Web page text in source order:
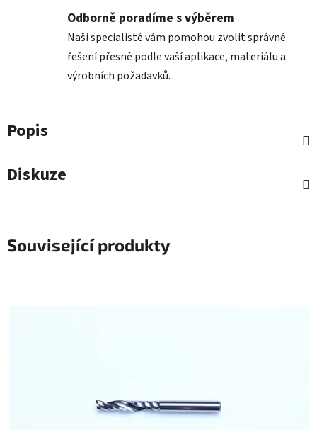
Odborně poradíme s výběrem
Naši specialisté vám pomohou zvolit správné
řešení přesně podle vaší aplikace, materiálu a
výrobních požadavků.
Popis
Diskuze
Související produkty